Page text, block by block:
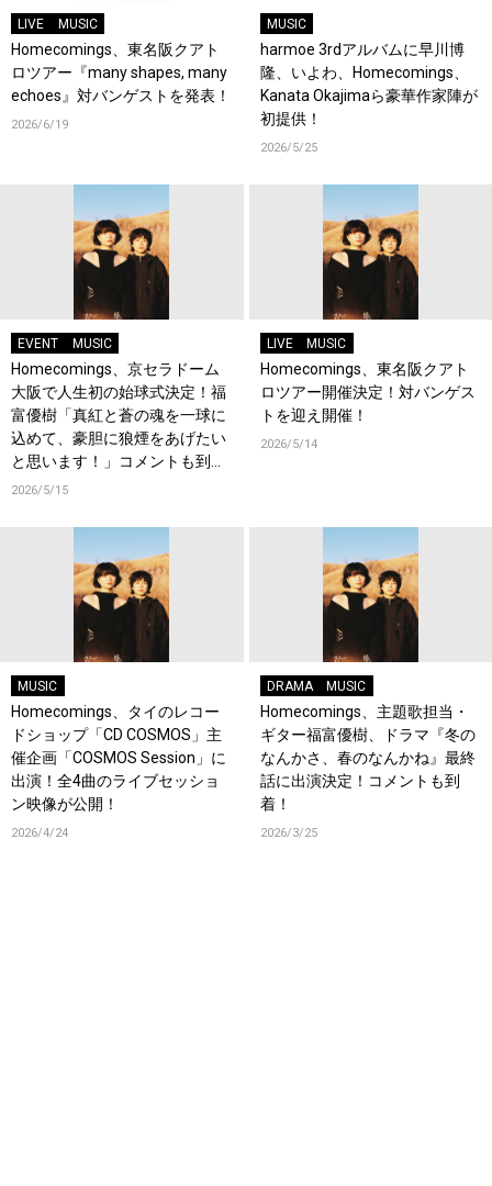
LIVE MUSIC
Homecomings、東名阪クアト
ロツアー『many shapes, many
echoes』対バンゲストを発表！
2026/6/19
MUSIC
harmoe 3rdアルバムに早川博
隆、いよわ、Homecomings、
Kanata Okajimaら豪華作家陣が
初提供！
2026/5/25
EVENT MUSIC
Homecomings、京セラドーム
大阪で人生初の始球式決定！福
富優樹「真紅と蒼の魂を一球に
込めて、豪胆に狼煙をあげたい
と思います！」コメントも到
着！
2026/5/15
LIVE MUSIC
Homecomings、東名阪クアト
ロツアー開催決定！対バンゲス
トを迎え開催！
2026/5/14
MUSIC
Homecomings、タイのレコー
ドショップ「CD COSMOS」主
催企画「COSMOS Session」に
出演！全4曲のライブセッショ
ン映像が公開！
2026/4/24
DRAMA MUSIC
Homecomings、主題歌担当・
ギター福富優樹、ドラマ『冬の
なんかさ、春のなんかね』最終
話に出演決定！コメントも到
着！
2026/3/25